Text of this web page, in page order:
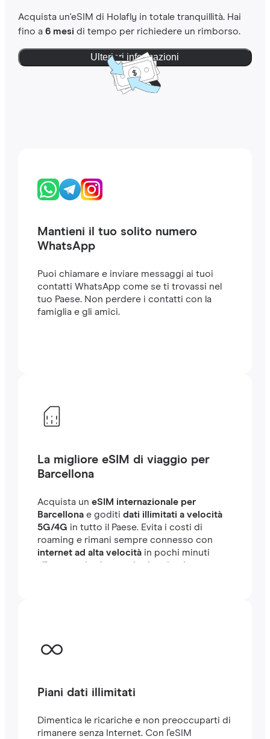
Acquista un'eSIM di Holafly in totale tranquillità. Hai
fino a 6 mesi di tempo per richiedere un rimborso.
Ulteriori informazioni
Mantieni il tuo solito numero
WhatsApp
Puoi chiamare e inviare messaggi ai tuoi
contatti WhatsApp come se ti trovassi nel
tuo Paese. Non perdere i contatti con la
famiglia e gli amici.
La migliore eSIM di viaggio per
Barcellona
Acquista un eSIM internazionale per
Barcellonae goditi dati illimitati a velocità
5G/4G in tutto il Paese. Evita i costi di
roaming e rimani sempre connesso con
internet ad alta velocitàin pochi minuti
all'estero, sia che tu stia viaggiando o
Piani dati illimitati
Dimentica le ricariche e non preoccuparti di
rimanere senza Internet. Con l’eSIM